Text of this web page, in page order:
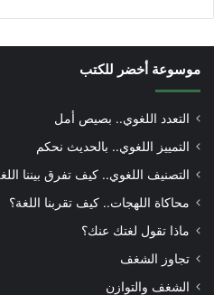
موسوعة أخضر للكتب
التعدد اللغوي.. بصيص أمل
التمييز اللغوي.. بالحديث نحكم
التصنيف اللغوي.. كيف تفرق بيننا
محاكاة اللهجات.. كيف تقربنا اللغة؟
ماذا تقول لغتك عنك؟
تجاوز الشغف
الشغف والتوازن